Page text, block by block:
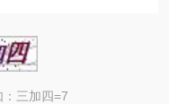
三加四=7